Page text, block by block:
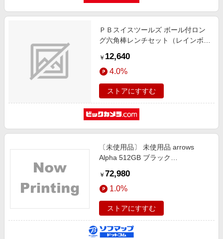
ＰＢスイスツールズ ボール付ロン
グ六角棒レンチセット（レインボ
￥ 12,640
4.0%
ストアにすすむ
〔未使用品〕 未使用品 arrows
Alpha 512GB ブラック
￥ 72,980
1.0%
ストアにすすむ